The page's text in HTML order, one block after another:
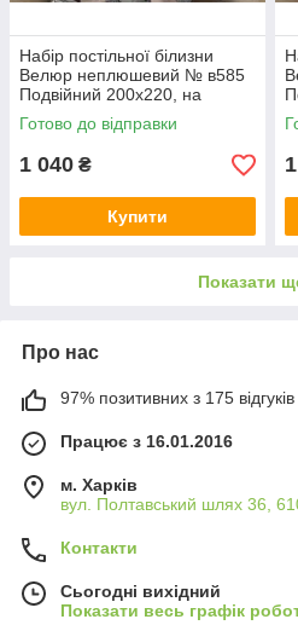
Набір постільної білизни
Велюр неплюшевий № в585
Подвійний 200х220, на
кнопках
Готово до відправки
1 040 ₴
Купити
Показати
Про нас
97% позитивних з 175 відгуків
Працює з 16.01.2016
м. Харків
вул. Полтавський шлях 36,
Контакти
Сьогодні вихідний
Показати весь графік